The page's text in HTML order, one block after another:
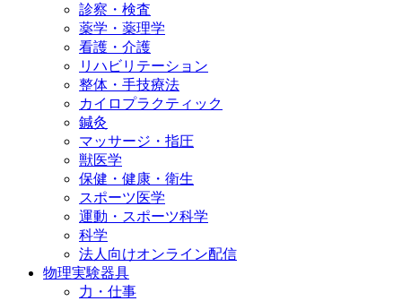
診察・検査
薬学・薬理学
看護・介護
リハビリテーション
整体・手技療法
カイロプラクティック
鍼灸
マッサージ・指圧
獣医学
保健・健康・衛生
スポーツ医学
運動・スポーツ科学
科学
法人向けオンライン配信
物理実験器具
力・仕事